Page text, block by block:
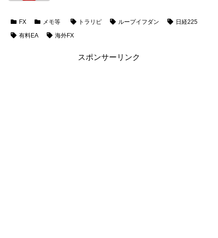
FX メモ等 トラリピ ループイフダン
日経225
有料EA
海外FX
スポンサーリンク